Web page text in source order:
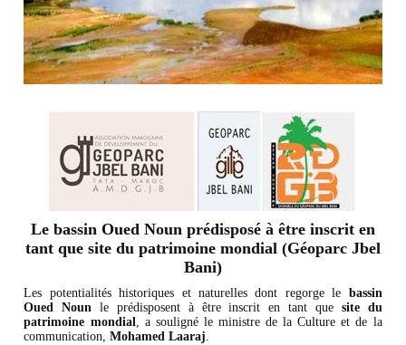
Le bassin Oued Noun prédisposé à être inscrit en
tant que site du patrimoine mondial (Géoparc Jbel
Bani)
Les potentialités historiques et naturelles dont regorge le bassin
Oued Noun le prédisposent à être inscrit en tant que site du
patrimoine mondial, a souligné le ministre de la Culture et de la
communication,Mohamed Laaraj.